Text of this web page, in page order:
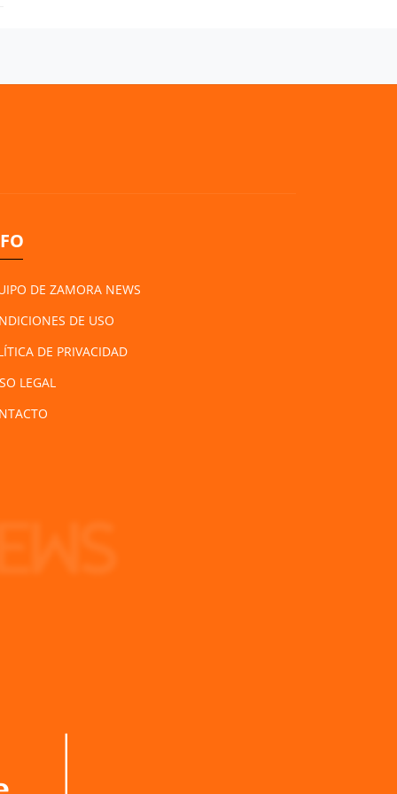
DE ZAMORA NEWS
DE USO
DE PRIVACIDAD
LEGAL